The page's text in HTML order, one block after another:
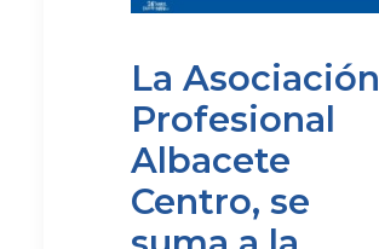
La Asociación
Profesional
Albacete
Centro, se